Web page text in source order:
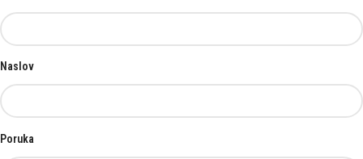
Naslov
Poruka